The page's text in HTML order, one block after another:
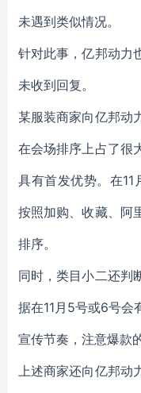
未遇到类似情况。
针对此事，亿邦动力
未收到回复。
某服装商家向亿邦动
在会场排序上占了很
具有首发优势。在
按照加购、收藏、阿
排序。
同时，类目小二还判
据在11月5号或6号会
宣传节奏，注意爆款
上述商家还向亿邦动